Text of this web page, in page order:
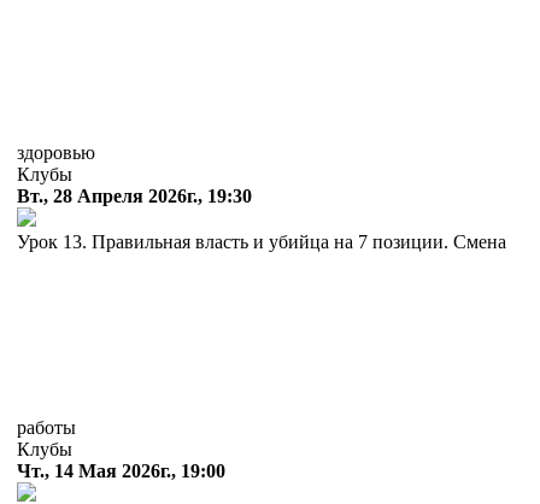
здоровью
Клубы
Вт., 28 Апреля 2026г., 19:30
Урок 13. Правильная власть и убийца на 7 позиции. Смена
работы
Клубы
Чт., 14 Мая 2026г., 19:00